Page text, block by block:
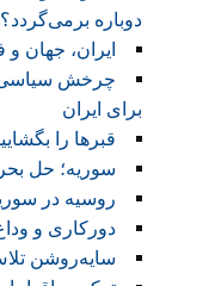
دوباره برمی‌گردد؟
ایران، جهان
چرخش سیاسی
برای ایران
قبرها را
سوریه؛ حل
روسیه در
دورکاری و
سایه‌روشن